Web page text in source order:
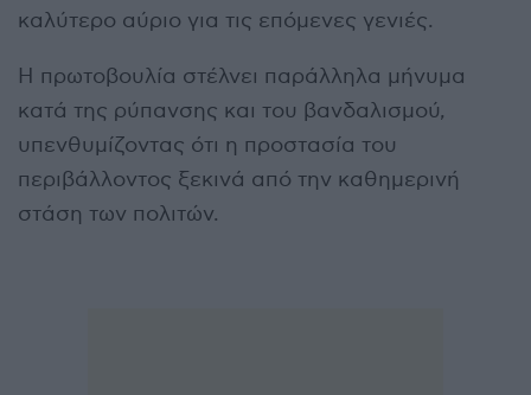
καλύτερο αύριο για τις επόμενες γενιές.
Η πρωτοβουλία στέλνει παράλληλα μήνυμα
κατά της ρύπανσης και του βανδαλισμού,
υπενθυμίζοντας ότι η προστασία του
περιβάλλοντος ξεκινά από την καθημερινή
στάση των πολιτών.